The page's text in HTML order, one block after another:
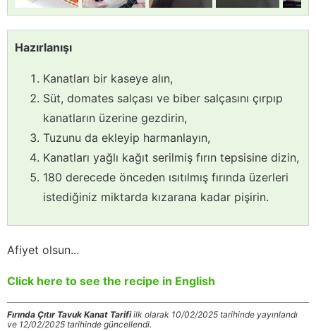
Hazırlanışı
Kanatları bir kaseye alın,
Süt, domates salçası ve biber salçasını çırpıp
kanatların üzerine gezdirin,
Tuzunu da ekleyip harmanlayın,
Kanatları yağlı kağıt serilmiş fırın tepsisine dizin,
180 derecede önceden ısıtılmış fırında üzerleri
istediğiniz miktarda kızarana kadar pişirin.
Afiyet olsun...
Click here to see the recipe in English
Fırında Çıtır Tavuk Kanat Tarifiilk olarak 10/02/2025 tarihinde yayınlandı
ve 12/02/2025 tarihinde güncellendi.